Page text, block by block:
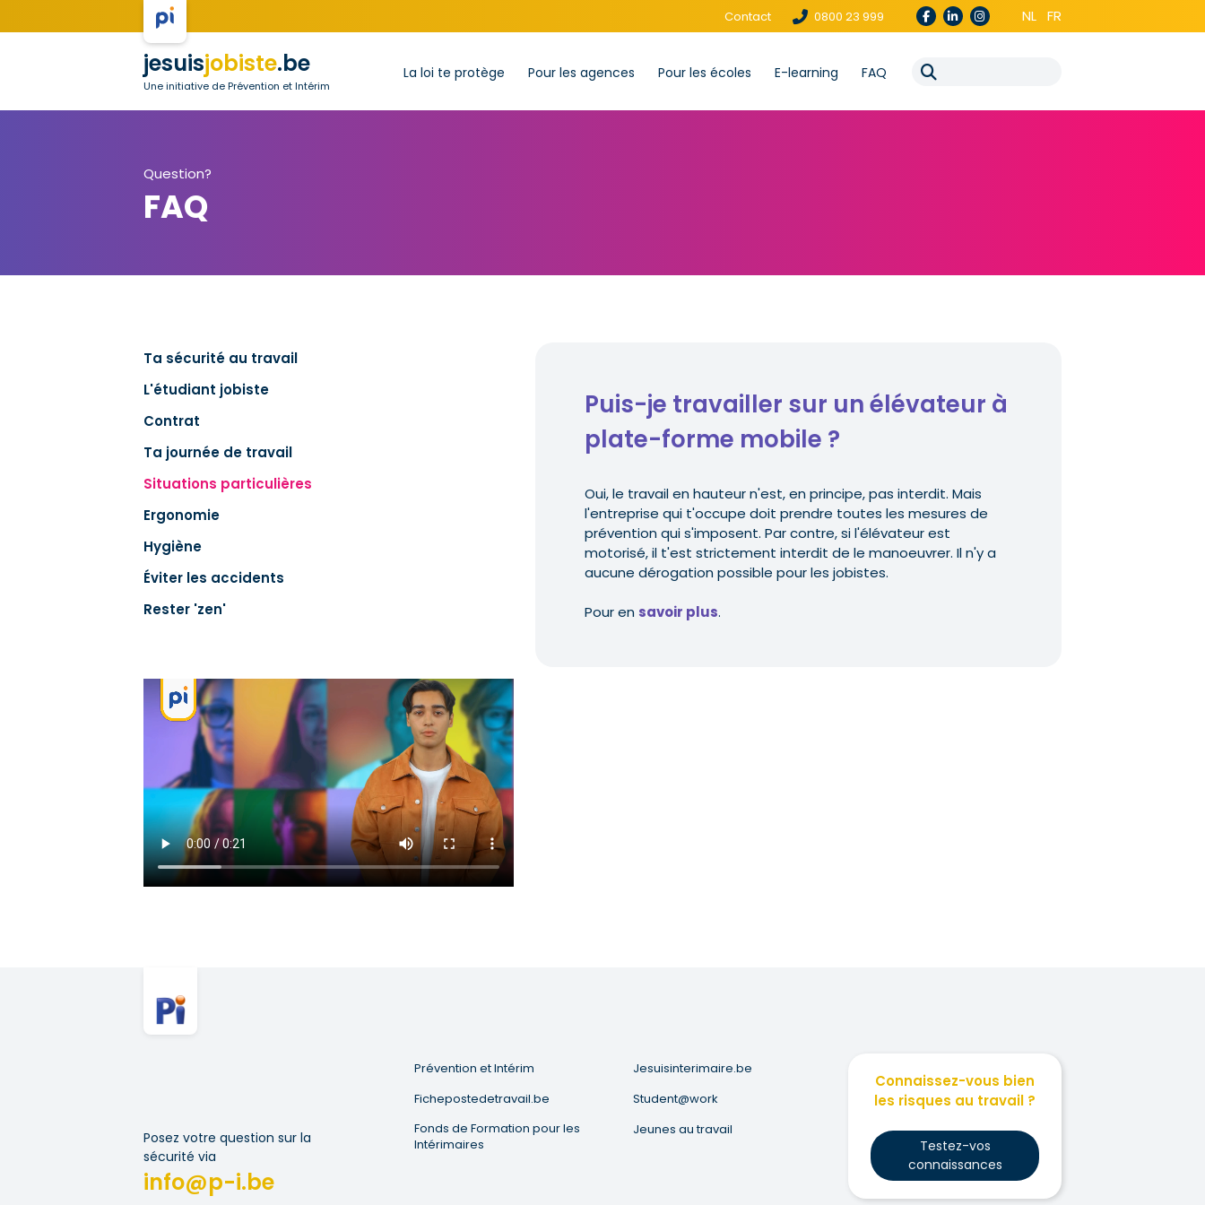
Contact 0800 23 999 NL FR
jesuisjobiste.be
Une initiative de Prévention et Intérim
La loi te protège Pour les agences Pour les écoles E-learning FAQ
Question?
FAQ
Ta sécurité au travail
L'étudiant jobiste
Contrat
Ta journée de travail
Situations particulières
Ergonomie
Hygiène
Éviter les accidents
Rester 'zen'
Puis-je travailler sur un élévateur à
plate-forme mobile ?
Oui, le travail en hauteur n'est, en principe, pas interdit. Mais
l'entreprise qui t'occupe doit prendre toutes les mesures de
prévention qui s'imposent. Par contre, si l'élévateur est
motorisé, il t'est strictement interdit de le manoeuvrer. Il n'y a
aucune dérogation possible pour les jobistes.
Pour en savoir plus.
Posez votre question sur la
sécurité via
info@p-i.be
Prévention et Intérim
Fichepostedetravail.be
Fonds de Formation pour les
Intérimaires
Jesuisinterimaire.be
Student@work
Jeunes au travail
Connaissez-vous bien
les risques au travail ?
Testez-vos
connaissances